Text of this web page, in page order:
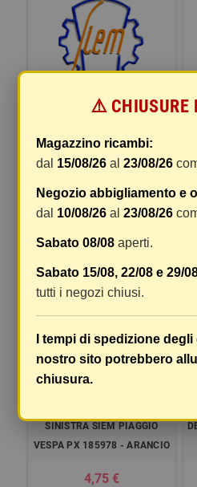
FANALE COMPLETO
VESPA 50 SPECIAL 143687
47,82 €
COMPRA
SINISTRA SIEM PIAGGIO
VESPA PX 185978 - ARANCIO
4,75 €
⚠️ CHIUSURE
Magazzino ricambi:
dal 15/08/26 al23/08/26
Negozio abbigliamento e
dal 10/08/26 al23/08/26
Sabato 08/08 aperti.
Sabato 15/08, 22/08 e 29/
tutti i negozi chiusi.
I tempi di spedizione
nostro sito potrebbero
chiusura.